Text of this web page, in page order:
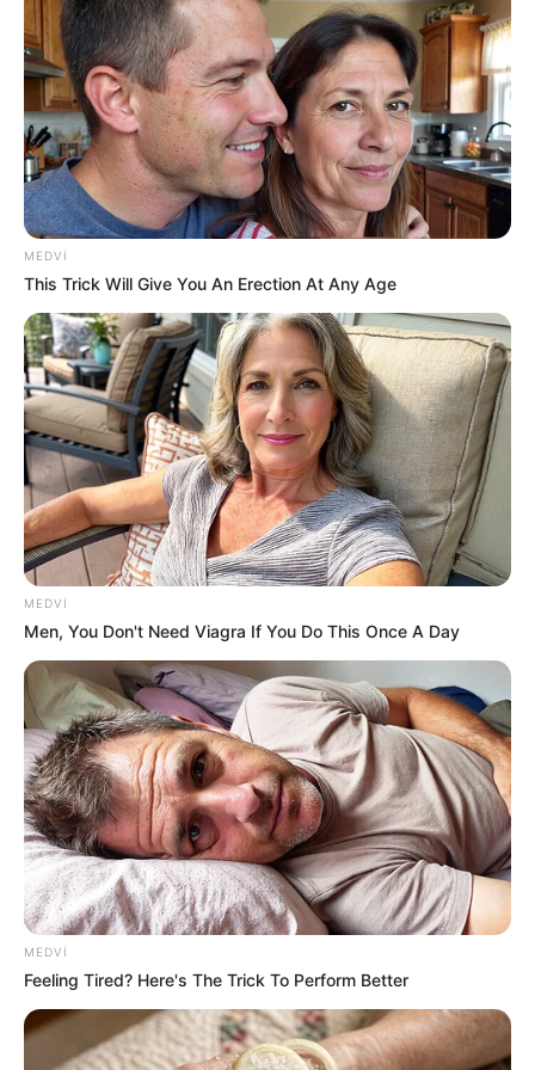
73 0 0
17:35 / 06 Avqust 2026 CƏMİYYƏT
Başqalarının sənədləri ilə sərhədi
keçməkistədilər
65 0
17:15 / 06 Avqust 2026 CƏMİYYƏT
Bakı-Qazax yolunda qəza - Yaralılar var -
VİDEO
92 0
MEDVI
This Trick Will Give You An Erection At Any Age
MEDVI
Men, You Don't Need Viagra If You Do This Once A Day
MEDVI
Feeling Tired? Here's The Trick To Perform Better